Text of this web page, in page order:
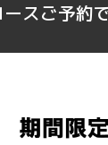
スご予約